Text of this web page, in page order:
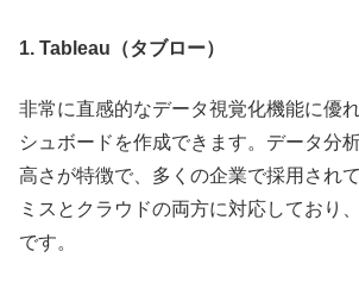
1. Tableau（タブロー）
非常に直感的なデータ視覚化機能に優
シュボードを作成できます。データ分
高さが特徴で、多くの企業で採用され
ミスとクラウドの両方に対応しており
です。